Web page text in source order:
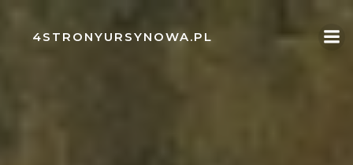
content
4STRONYURSYNOWA.PL